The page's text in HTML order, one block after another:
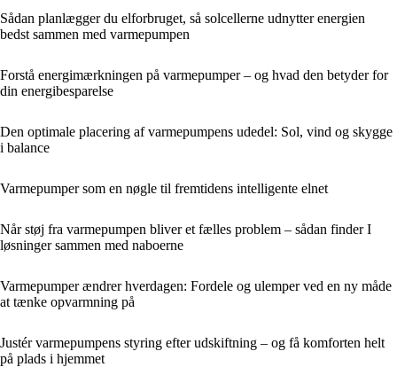
Sådan planlægger du elforbruget, så solcellerne udnytter energien
bedst sammen med varmepumpen
Forstå energimærkningen på varmepumper – og hvad den betyder for
din energibesparelse
Den optimale placering af varmepumpens udedel: Sol, vind og skygge
i balance
Varmepumper som en nøgle til fremtidens intelligente elnet
Når støj fra varmepumpen bliver et fælles problem – sådan finder I
løsninger sammen med naboerne
Varmepumper ændrer hverdagen: Fordele og ulemper ved en ny måde
at tænke opvarmning på
Justér varmepumpens styring efter udskiftning – og få komforten helt
på plads i hjemmet